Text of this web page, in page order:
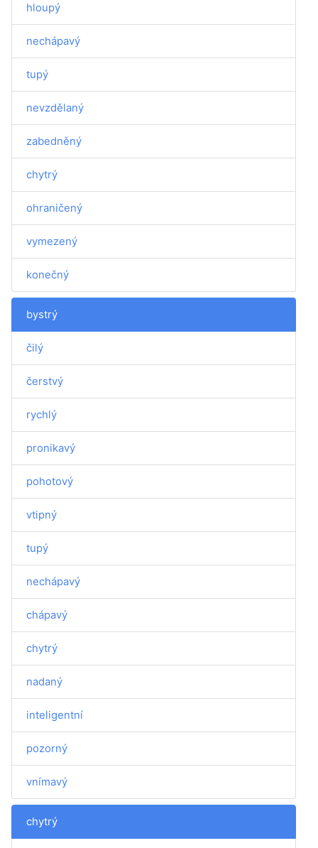
hloupý
nechápavý
tupý
nevzdělaný
zabedněný
chytrý
ohraničený
vymezený
konečný
bystrý
čilý
čerstvý
rychlý
pronikavý
pohotový
vtipný
tupý
nechápavý
chápavý
chytrý
nadaný
inteligentní
pozorný
vnímavý
chytrý